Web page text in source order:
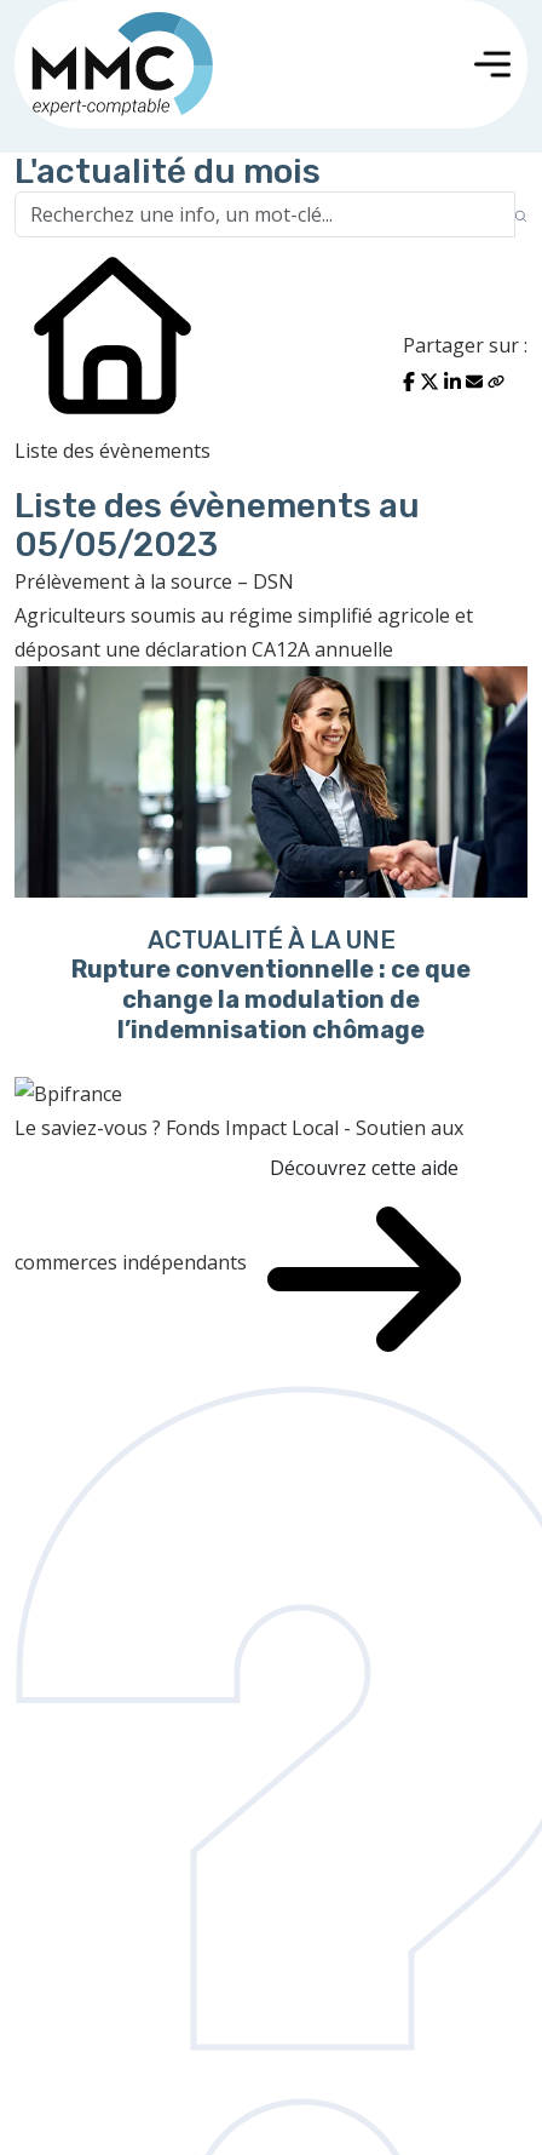
L'actualité du mois
Liste des évènements
Partager sur :
Liste des évènements au
05/05/2023
Prélèvement à la source – DSN
Agriculteurs soumis au régime simplifié agricole et
déposant une déclaration CA12A annuelle
ACTUALITÉ À LA UNE
Rupture conventionnelle : ce que
change la modulation de
l’indemnisation chômage
Le saviez-vous ? Fonds Impact Local - Soutien aux
commerces indépendants
Découvrez cette aide